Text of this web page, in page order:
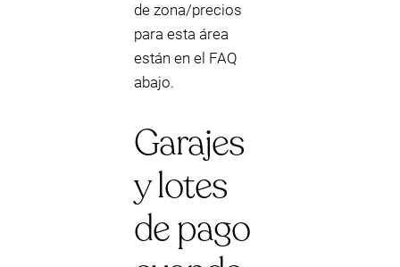
de zona/precios
para esta área
están en el FAQ
abajo.
Garajes
y lotes
de pago